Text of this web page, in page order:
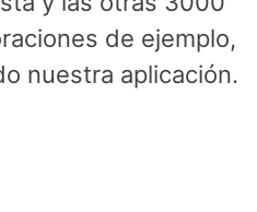
de ejemplo,
nuestra aplicación.